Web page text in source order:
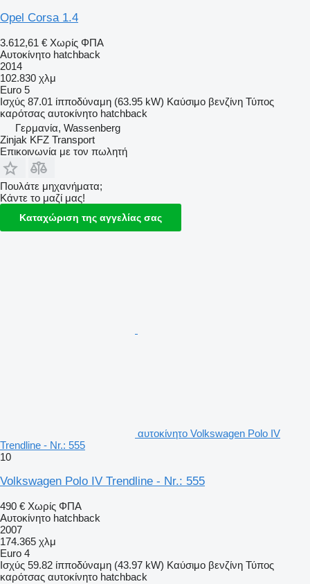
Opel Corsa 1.4
3.612,61 € Χωρίς ΦΠΑ
Αυτοκίνητο hatchback
2014
102.830 χλμ
Euro 5
Ισχύς 87.01 ίπποδύναμη (63.95 kW) Καύσιμο βενζίνη Τύπος
καρότσας αυτοκίνητο hatchback
Γερμανία, Wassenberg
Zinjak KFZ Transport
Επικοινωνία με τον πωλητή
Πουλάτε μηχανήματα;
Κάντε το μαζί μας!
Καταχώριση της αγγελίας σας
αυτοκίνητο Volkswagen Polo IV
Trendline - Nr.: 555
10
Volkswagen Polo IV Trendline - Nr.: 555
490 € Χωρίς ΦΠΑ
Αυτοκίνητο hatchback
2007
174.365 χλμ
Euro 4
Ισχύς 59.82 ίπποδύναμη (43.97 kW) Καύσιμο βενζίνη Τύπος
καρότσας αυτοκίνητο hatchback